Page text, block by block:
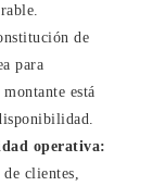
de
para
está
operativa:
clientes,